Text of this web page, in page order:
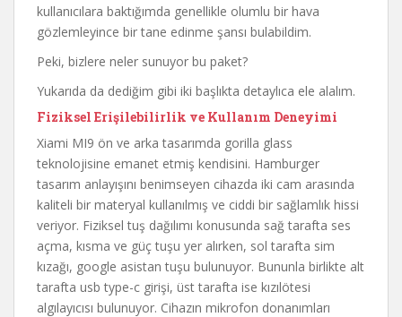
kullanıcılara baktığımda genellikle olumlu bir hava
gözlemleyince bir tane edinme şansı bulabildim.
Peki, bizlere neler sunuyor bu paket?
Yukarıda da dediğim gibi iki başlıkta detaylıca ele alalım.
Fiziksel Erişilebilirlik ve Kullanım Deneyimi
Xiami MI9 ön ve arka tasarımda gorilla glass
teknolojisine emanet etmiş kendisini. Hamburger
tasarım anlayışını benimseyen cihazda iki cam arasında
kaliteli bir materyal kullanılmış ve ciddi bir sağlamlık hissi
veriyor. Fiziksel tuş dağılımı konusunda sağ tarafta ses
açma, kısma ve güç tuşu yer alırken, sol tarafta sim
kızağı, google asistan tuşu bulunuyor. Bununla birlikte alt
tarafta usb type-c girişi, üst tarafta ise kızılötesi
algılayıcısı bulunuyor. Cihazın mikrofon donanımları